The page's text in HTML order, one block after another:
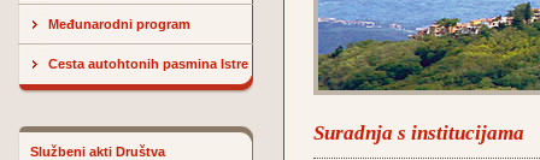
Međunarodni program
Cesta autohtonih pasmina Istre
Službeni akti Društva
Suradnja s institucijama